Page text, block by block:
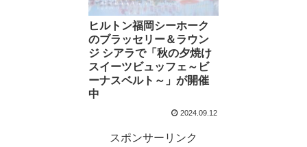
ヒルトン福岡シーホーク
のブラッセリー＆ラウン
ジ シアラで「秋の夕焼け
スイーツビュッフェ～ビ
ーナスベルト～」が開催
中
2024.09.12
スポンサーリンク